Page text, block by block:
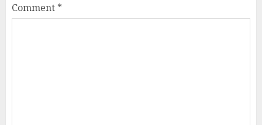
Comment *